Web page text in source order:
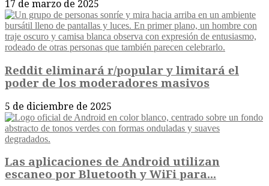
17 de marzo de 2025
Reddit eliminará r/popular y limitará el
poder de los moderadores masivos
5 de diciembre de 2025
Las aplicaciones de Android utilizan
escaneo por Bluetooth y WiFi para...